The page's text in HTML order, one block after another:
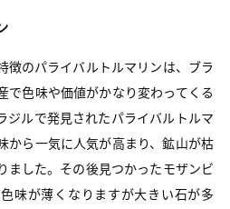
徴のパライバルトルマリンは、ブラ
で色味や価値がかなり変わってくる
ジルで発見されたパライバルトルマ
から一気に人気が高まり、鉱山が枯
ました。その後見つかったモザンビ
味が薄くなりますが大きい石が多